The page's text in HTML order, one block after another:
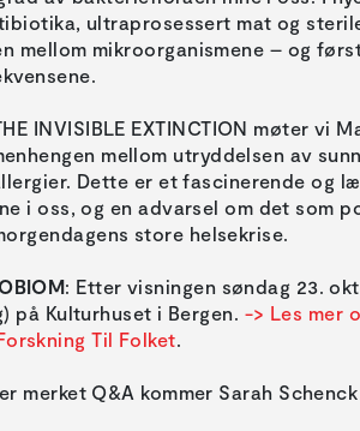
ultraprosessert mat og
mellom mikroorganismene – og
INVISIBLE EXTINCTION møter vi
mellom utryddelsen av
Dette er et fascinerende og
i oss, og en advarsel om det som
store helsekrise.
: Etter visningen søndag 23.
på Kulturhuset i Bergen. -> Les mer
Til Folket.
merket Q&A kommer Sarah